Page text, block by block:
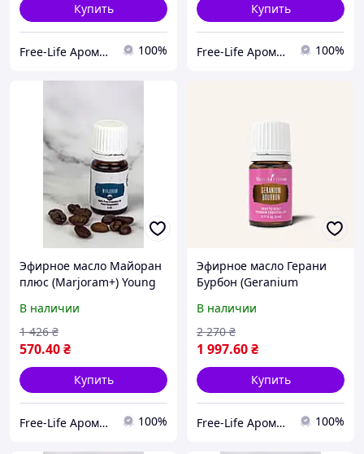
Купить
Free-Life Ароматерапия | Натуральные эфирные масла | 100%
Купить
Free-Life Ароматерапия | Натуральные эфирные масла | 100%
Эфирное масло Майоран
плюс (Marjoram+) Young
В наличии
570.40₴
1 426 ₴
Купить
Free-Life Ароматерапия | Натуральные эфирные масла | 100%
Эфирное масло Герани
Бурбон (Geranium
В наличии
1 997.60₴
2 270 ₴
Купить
Free-Life Ароматерапия | Натуральные эфирные масла | 100%